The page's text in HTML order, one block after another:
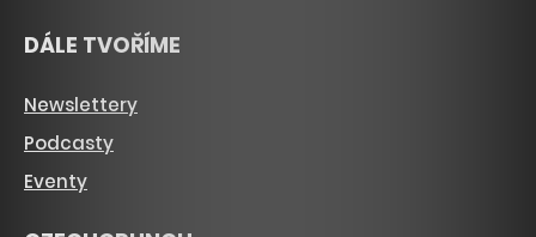
DÁLE TVOŘÍME
Newslettery
Podcasty
Eventy